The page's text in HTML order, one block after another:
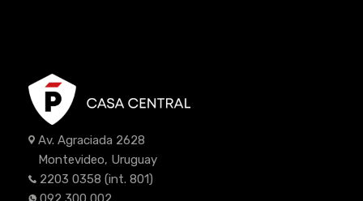
Av. Agraciada 2628
Montevideo, Uruguay
2203 0358 (int. 801)